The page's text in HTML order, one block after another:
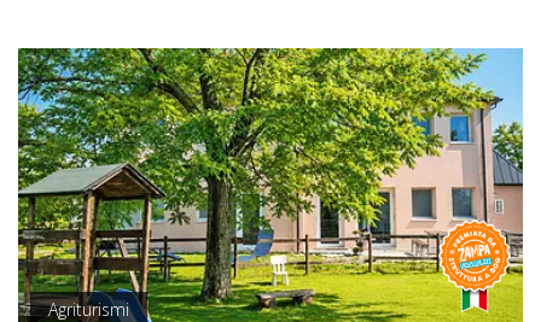
Agriturismi